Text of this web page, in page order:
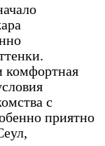
комфортная
с
приятно